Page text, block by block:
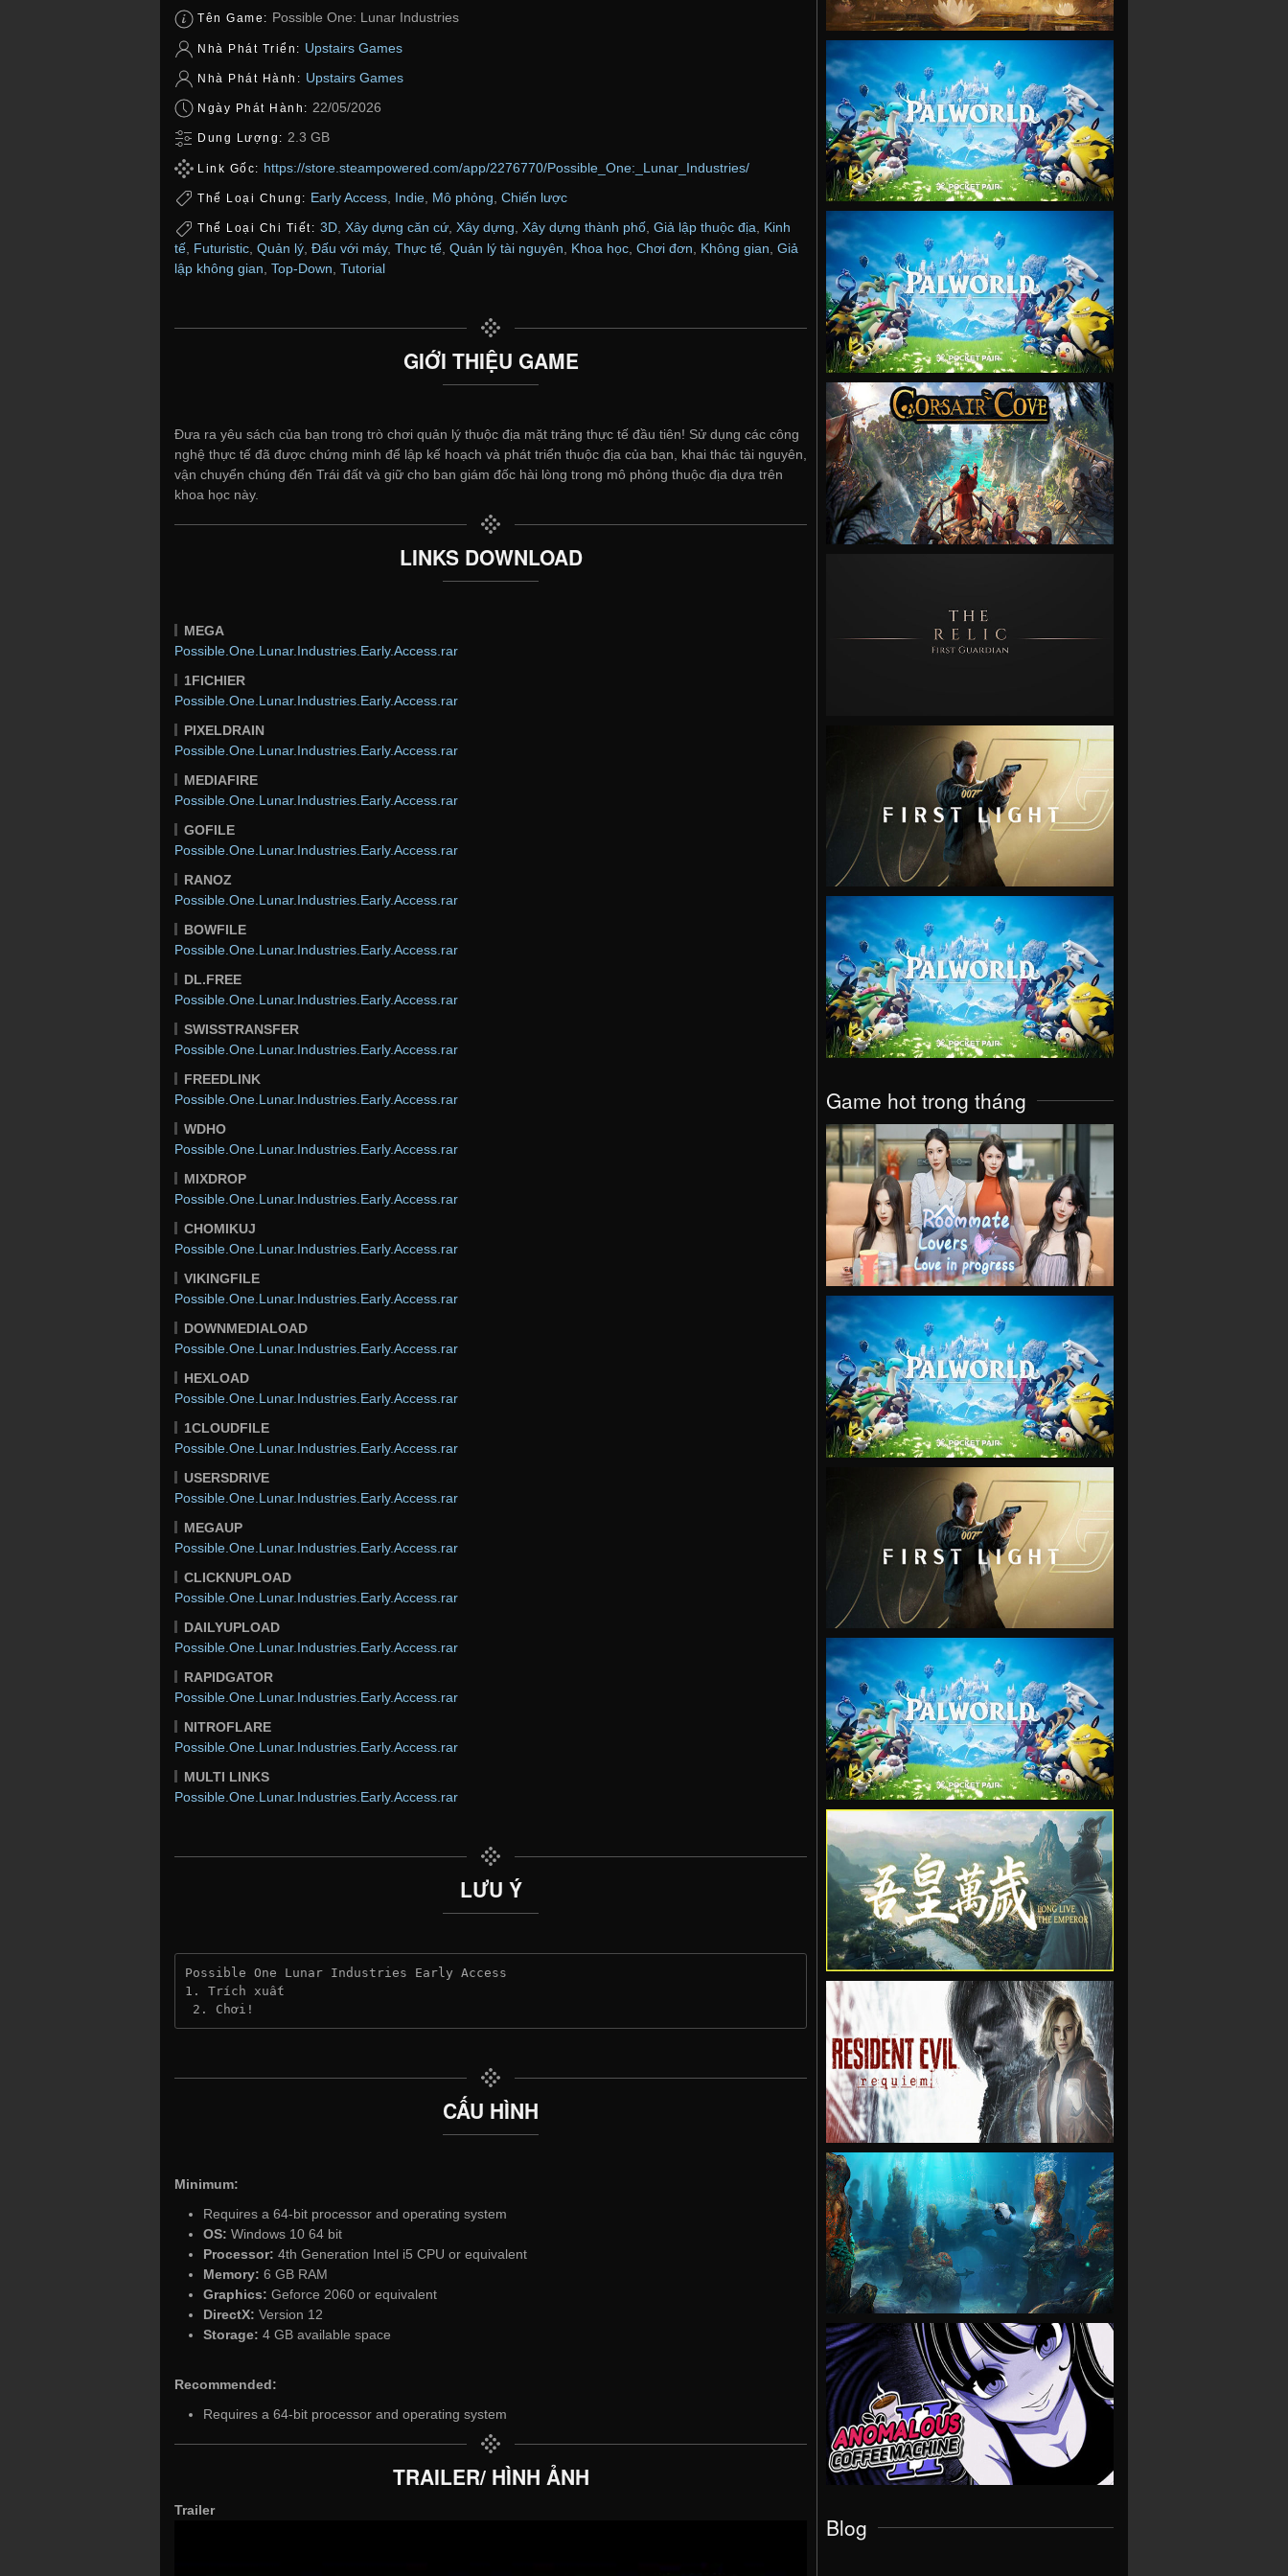
Tên Game: Possible One: Lunar Industries
Nhà Phát Triển: Upstairs Games
Nhà Phát Hành: Upstairs Games
Ngày Phát Hành: 22/05/2026
Dung Lượng: 2.3 GB
Link Gốc: https://store.steampowered.com/app/2276770/Possible_One:_Lunar_Industries/
Thể Loại Chung: Early Access Indie Mô phỏng Chiến lược
Thể Loại Chi Tiết: 3D, Xây dựng căn cứ, Xây dựng, Xây dựng thành phố, Giả lập thuộc địa, Kinh
tế Futuristic Quản lý Đấu với máy, Thực tế Quản lý tài nguyên Khoa học Chơi đơn Không gian Giả
lập không gian Top-Down Tutorial
GIỚI THIỆU GAME
Đưa ra yêu sách của bạn trong trò chơi quản lý thuộc địa mặt trăng thực tế đầu tiên! Sử dụng các công
nghệ thực tế đã được chứng minh để lập kế hoạch và phát triển thuộc địa của bạn, khai thác tài nguyên,
vận chuyển chúng đến Trái đất và giữ cho ban giám đốc hài lòng trong mô phỏng thuộc địa dựa trên
khoa học này.
LINKS DOWNLOAD
MEGA
Possible.One.Lunar.Industries.Early.Access.rar
1FICHIER
Possible.One.Lunar.Industries.Early.Access.rar
PIXELDRAIN
Possible.One.Lunar.Industries.Early.Access.rar
MEDIAFIRE
Possible.One.Lunar.Industries.Early.Access.rar
GOFILE
Possible.One.Lunar.Industries.Early.Access.rar
RANOZ
Possible.One.Lunar.Industries.Early.Access.rar
BOWFILE
Possible.One.Lunar.Industries.Early.Access.rar
DL.FREE
Possible.One.Lunar.Industries.Early.Access.rar
SWISSTRANSFER
Possible.One.Lunar.Industries.Early.Access.rar
FREEDLINK
Possible.One.Lunar.Industries.Early.Access.rar
WDHO
Possible.One.Lunar.Industries.Early.Access.rar
MIXDROP
Possible.One.Lunar.Industries.Early.Access.rar
CHOMIKUJ
Possible.One.Lunar.Industries.Early.Access.rar
VIKINGFILE
Possible.One.Lunar.Industries.Early.Access.rar
DOWNMEDIALOAD
Possible.One.Lunar.Industries.Early.Access.rar
HEXLOAD
Possible.One.Lunar.Industries.Early.Access.rar
1CLOUDFILE
Possible.One.Lunar.Industries.Early.Access.rar
USERSDRIVE
Possible.One.Lunar.Industries.Early.Access.rar
MEGAUP
Possible.One.Lunar.Industries.Early.Access.rar
CLICKNUPLOAD
Possible.One.Lunar.Industries.Early.Access.rar
DAILYUPLOAD
Possible.One.Lunar.Industries.Early.Access.rar
RAPIDGATOR
Possible.One.Lunar.Industries.Early.Access.rar
NITROFLARE
Possible.One.Lunar.Industries.Early.Access.rar
MULTI LINKS
Possible.One.Lunar.Industries.Early.Access.rar
LƯU Ý
Possible One Lunar Industries Early Access
1. Trích xuất
2. Chơi!
CẤU HÌNH
Minimum:
Requires a 64-bit processor and operating system
OS: Windows 10 64 bit
Processor: 4th Generation Intel i5 CPU or equivalent
Memory: 6 GB RAM
Graphics: Geforce 2060 or equivalent
DirectX: Version 12
Storage: 4 GB available space
Recommended:
Requires a 64-bit processor and operating system
TRAILER/ HÌNH ẢNH
Trailer
VIEW
VIEW
VIEW
VIEW
VIEW
VIEW
Game hot trong tháng
VIEW
VIEW
VIEW
VIEW
VIEW
VIEW
VIEW
VIEW
Blog